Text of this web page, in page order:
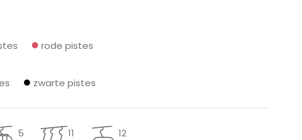
rode pistes
zwarte pistes
5 11 12